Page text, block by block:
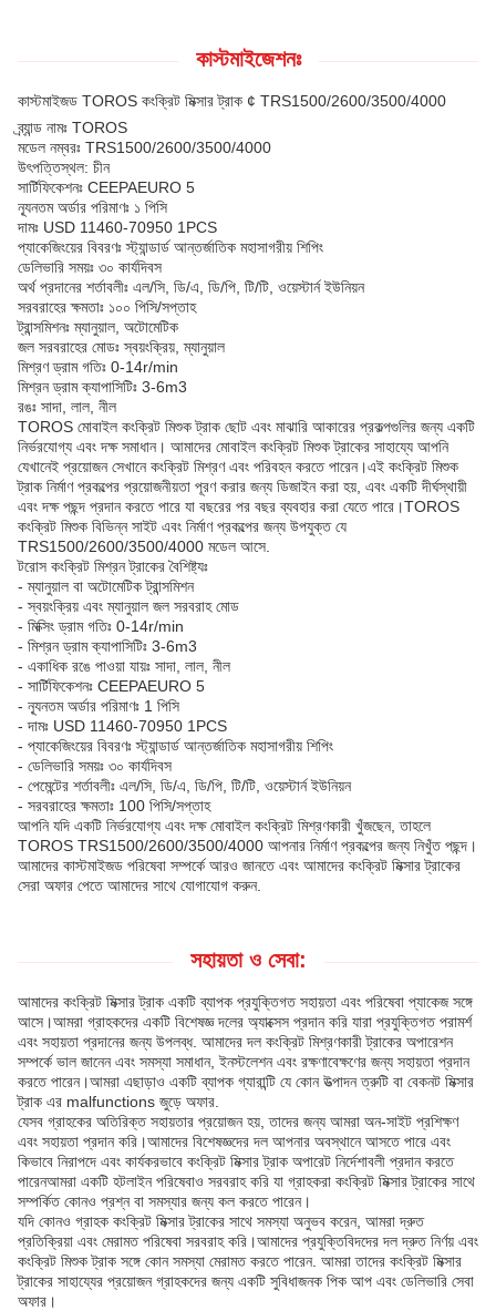
কাস্টমাইজেশনঃ
কাস্টমাইজড TOROS কংক্রিট মিক্সার ট্রাক ¢ TRS1500/2600/3500/4000
ব্র্যান্ড নামঃ TOROS
মডেল নম্বরঃ TRS1500/2600/3500/4000
উৎপত্তিস্থল: চীন
সার্টিফিকেশনঃ CEEPAEURO 5
ন্যূনতম অর্ডার পরিমাণঃ ১ পিসি
দামঃ USD 11460-70950 1PCS
প্যাকেজিংয়ের বিবরণঃ স্ট্যান্ডার্ড আন্তর্জাতিক মহাসাগরীয় শিপিং
ডেলিভারি সময়ঃ ৩০ কার্যদিবস
অর্থ প্রদানের শর্তাবলীঃ এল/সি, ডি/এ, ডি/পি, টি/টি, ওয়েস্টার্ন ইউনিয়ন
সরবরাহের ক্ষমতাঃ ১০০ পিসি/সপ্তাহ
ট্রান্সমিশনঃ ম্যানুয়াল, অটোমেটিক
জল সরবরাহের মোডঃ স্বয়ংক্রিয়, ম্যানুয়াল
মিশ্রণ ড্রাম গতিঃ 0-14r/min
মিশ্রন ড্রাম ক্যাপাসিটিঃ 3-6m3
রঙঃ সাদা, লাল, নীল
TOROS মোবাইল কংক্রিট মিশুক ট্রাক ছোট এবং মাঝারি আকারের প্রকল্পগুলির জন্য একটি
নির্ভরযোগ্য এবং দক্ষ সমাধান। আমাদের মোবাইল কংক্রিট মিশুক ট্রাকের সাহায্যে আপনি
যেখানেই প্রয়োজন সেখানে কংক্রিট মিশ্রণ এবং পরিবহন করতে পারেন।এই কংক্রিট মিশুক
ট্রাক নির্মাণ প্রকল্পের প্রয়োজনীয়তা পূরণ করার জন্য ডিজাইন করা হয়, এবং একটি দীর্ঘস্থায়ী
এবং দক্ষ পছন্দ প্রদান করতে পারে যা বছরের পর বছর ব্যবহার করা যেতে পারে।TOROS
কংক্রিট মিশুক বিভিন্ন সাইট এবং নির্মাণ প্রকল্পের জন্য উপযুক্ত যে
TRS1500/2600/3500/4000 মডেল আসে.
টরোস কংক্রিট মিশ্রন ট্রাকের বৈশিষ্ট্যঃ
- ম্যানুয়াল বা অটোমেটিক ট্রান্সমিশন
- স্বয়ংক্রিয় এবং ম্যানুয়াল জল সরবরাহ মোড
- মিক্সিং ড্রাম গতিঃ 0-14r/min
- মিশ্রন ড্রাম ক্যাপাসিটিঃ 3-6m3
- একাধিক রঙে পাওয়া যায়ঃ সাদা, লাল, নীল
- সার্টিফিকেশনঃ CEEPAEURO 5
- ন্যূনতম অর্ডার পরিমাণঃ 1 পিসি
- দামঃ USD 11460-70950 1PCS
- প্যাকেজিংয়ের বিবরণঃ স্ট্যান্ডার্ড আন্তর্জাতিক মহাসাগরীয় শিপিং
- ডেলিভারি সময়ঃ ৩০ কার্যদিবস
- পেমেন্টের শর্তাবলীঃ এল/সি, ডি/এ, ডি/পি, টি/টি, ওয়েস্টার্ন ইউনিয়ন
- সরবরাহের ক্ষমতাঃ 100 পিসি/সপ্তাহ
আপনি যদি একটি নির্ভরযোগ্য এবং দক্ষ মোবাইল কংক্রিট মিশ্রণকারী খুঁজছেন, তাহলে
TOROS TRS1500/2600/3500/4000 আপনার নির্মাণ প্রকল্পের জন্য নিখুঁত পছন্দ।
আমাদের কাস্টমাইজড পরিষেবা সম্পর্কে আরও জানতে এবং আমাদের কংক্রিট মিক্সার ট্রাকের
সেরা অফার পেতে আমাদের সাথে যোগাযোগ করুন.
সহায়তা ও সেবা:
আমাদের কংক্রিট মিক্সার ট্রাক একটি ব্যাপক প্রযুক্তিগত সহায়তা এবং পরিষেবা প্যাকেজ সঙ্গে
আসে।আমরা গ্রাহকদের একটি বিশেষজ্ঞ দলের অ্যাক্সেস প্রদান করি যারা প্রযুক্তিগত পরামর্শ
এবং সহায়তা প্রদানের জন্য উপলব্ধ. আমাদের দল কংক্রিট মিশ্রণকারী ট্রাকের অপারেশন
সম্পর্কে ভাল জানেন এবং সমস্যা সমাধান, ইনস্টলেশন এবং রক্ষণাবেক্ষণের জন্য সহায়তা প্রদান
করতে পারেন।আমরা এছাড়াও একটি ব্যাপক গ্যারান্টি যে কোন উত্পাদন ত্রুটি বা বেকনট মিক্সার
ট্রাক এর malfunctions জুড়ে অফার.
যেসব গ্রাহকের অতিরিক্ত সহায়তার প্রয়োজন হয়, তাদের জন্য আমরা অন-সাইট প্রশিক্ষণ
এবং সহায়তা প্রদান করি।আমাদের বিশেষজ্ঞদের দল আপনার অবস্থানে আসতে পারে এবং
কিভাবে নিরাপদে এবং কার্যকরভাবে কংক্রিট মিক্সার ট্রাক অপারেট নির্দেশাবলী প্রদান করতে
পারেনআমরা একটি হটলাইন পরিষেবাও সরবরাহ করি যা গ্রাহকরা কংক্রিট মিক্সার ট্রাকের সাথে
সম্পর্কিত কোনও প্রশ্ন বা সমস্যার জন্য কল করতে পারেন।
যদি কোনও গ্রাহক কংক্রিট মিক্সার ট্রাকের সাথে সমস্যা অনুভব করেন, আমরা দ্রুত
প্রতিক্রিয়া এবং মেরামত পরিষেবা সরবরাহ করি।আমাদের প্রযুক্তিবিদদের দল দ্রুত নির্ণয় এবং
কংক্রিট মিশুক ট্রাক সঙ্গে কোন সমস্যা মেরামত করতে পারেন. আমরা তাদের কংক্রিট মিক্সার
ট্রাকের সাহায্যের প্রয়োজন গ্রাহকদের জন্য একটি সুবিধাজনক পিক আপ এবং ডেলিভারি সেবা
অফার।